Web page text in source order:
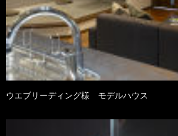
ウエブリーディング様 モデルハウス